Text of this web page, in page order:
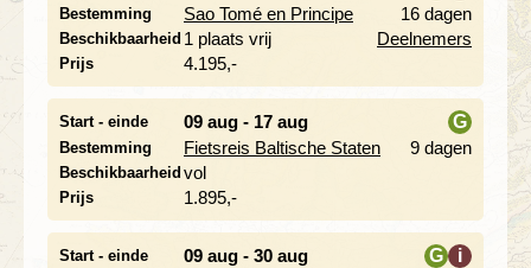
Bestemming Sao Tomé en Principe
16 dagen
Beschikbaarheid 1 plaats vrij Deelnemers
Prijs 4.195,-
Start - einde 09 aug - 17 aug
Bestemming Fietsreis Baltische Staten
G
9 dagen
Beschikbaarheid vol
Prijs 1.895,-
Start - einde 09 aug - 30 aug G
i